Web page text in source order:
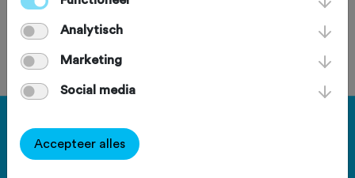
Haal meer uit Fietssport en ga
voor het PLUS account.
Analytisch
Marketing
Social media
Accepteer alles